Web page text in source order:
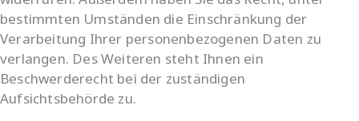
bestimmten Umständen die Einschränkung der
Verarbeitung Ihrer personenbezogenen Daten zu
verlangen. Des Weiteren steht Ihnen ein
Beschwerderecht bei der zuständigen
Aufsichtsbehörde zu.